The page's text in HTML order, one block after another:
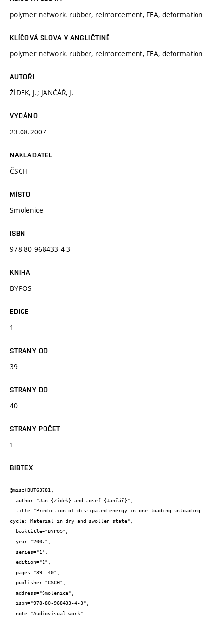
polymer network, rubber, reinforcement, FEA, deformation
KLÍČOVÁ SLOVA V ANGLIČTINĚ
polymer network, rubber, reinforcement, FEA, deformation
AUTOŘI
ŽÍDEK, J.; JANČÁŘ, J.
VYDÁNO
23.08.2007
NAKLADATEL
ČSCH
MÍSTO
Smolenice
ISBN
978-80-968433-4-3
KNIHA
BYPOS
EDICE
1
STRANY OD
39
STRANY DO
40
STRANY POČET
1
BIBTEX
@misc{BUT63781,
cycle: Material in dry and swollen state",